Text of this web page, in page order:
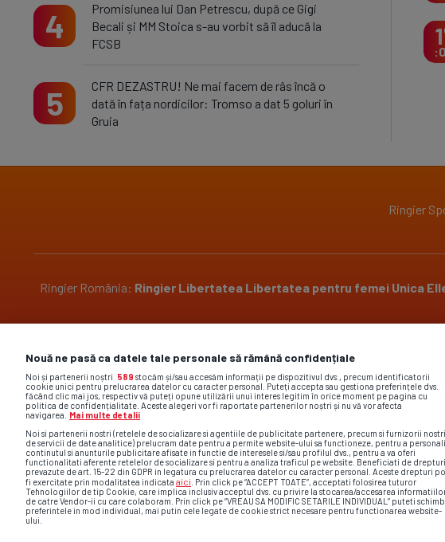
4
Promisiunea lui Dan Petrescu, după ce Gigi
Becali și MM Stoica s-au vorbit să îl aducă la
FCSB
5
CFR DEZASTRU! Ne mai facem de râs încă o
dată în fața nordicilor: Tromso a dat 5 goluri în
Gruia
Ringier
Ringier România: Ringier Libertatea Libertatea pentru femei Unica
Pariază responsabil! Decizia ONJN nr. 2304/29.10.2018.
Jocurile de noroc sunt interzise minorilor.
Site-ul gsp.ro foloseste cookies. Află mai multe accesândPolitica de
comentariile|Contact
Nouă ne pasă ca datele tale personale să rămână confidențiale
Noi și partenerii noștri 589 stocăm și/sau accesăm informații pe dispozitivul dvs., precum identificatorii
cookie unici pentru prelucrarea datelor cu caracter personal. Puteți accepta sau gestiona preferințele dvs.
făcând clic mai jos, respectiv vă puteți opune utilizării unui interes legitim în orice moment pe pagina cu
politica de confidențialitate. Aceste alegeri vor fi raportate partenerilor noștri și nu vă vor afecta
navigarea.
Mai multe detalii
Noi si partenerii nostri (retelele de socializare si agentiile de publicitate partenere, precum si furnizorii nostri
de servicii de date analitice) prelucram date pentru a permite website-ului sa functioneze, pentru a
continutul si anunturile publicitare afisate in functie de interesele si/sau profilul dvs., pentru a va oferi
functionalitati aferente retelelor de socializare si pentru a analiza traficul pe website. Beneficiati de
prevazute de art. 15-22 din GDPR in legatura cu prelucrarea datelor cu caracter personal. Aceste drepturi
fi exercitate prin modalitatea indicata aici . Prin click pe “ACCEPT TOATE”, acceptati folosirea tuturor
Tehnologiilor de tip Cookie, care implica inclusiv acceptul dvs. cu privire la stocarea/accesarea
de catre Vendor-ii cu care colaboram. Prin click pe “VREAU SA MODIFIC SETARILE INDIVIDUAL” puteti
preferintele in mod individual, mai putin cele legate de cookie strict necesare pentru functionarea website-
ului.